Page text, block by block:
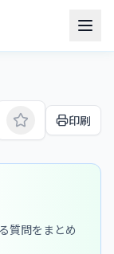
タン）
印刷
質問をまとめ